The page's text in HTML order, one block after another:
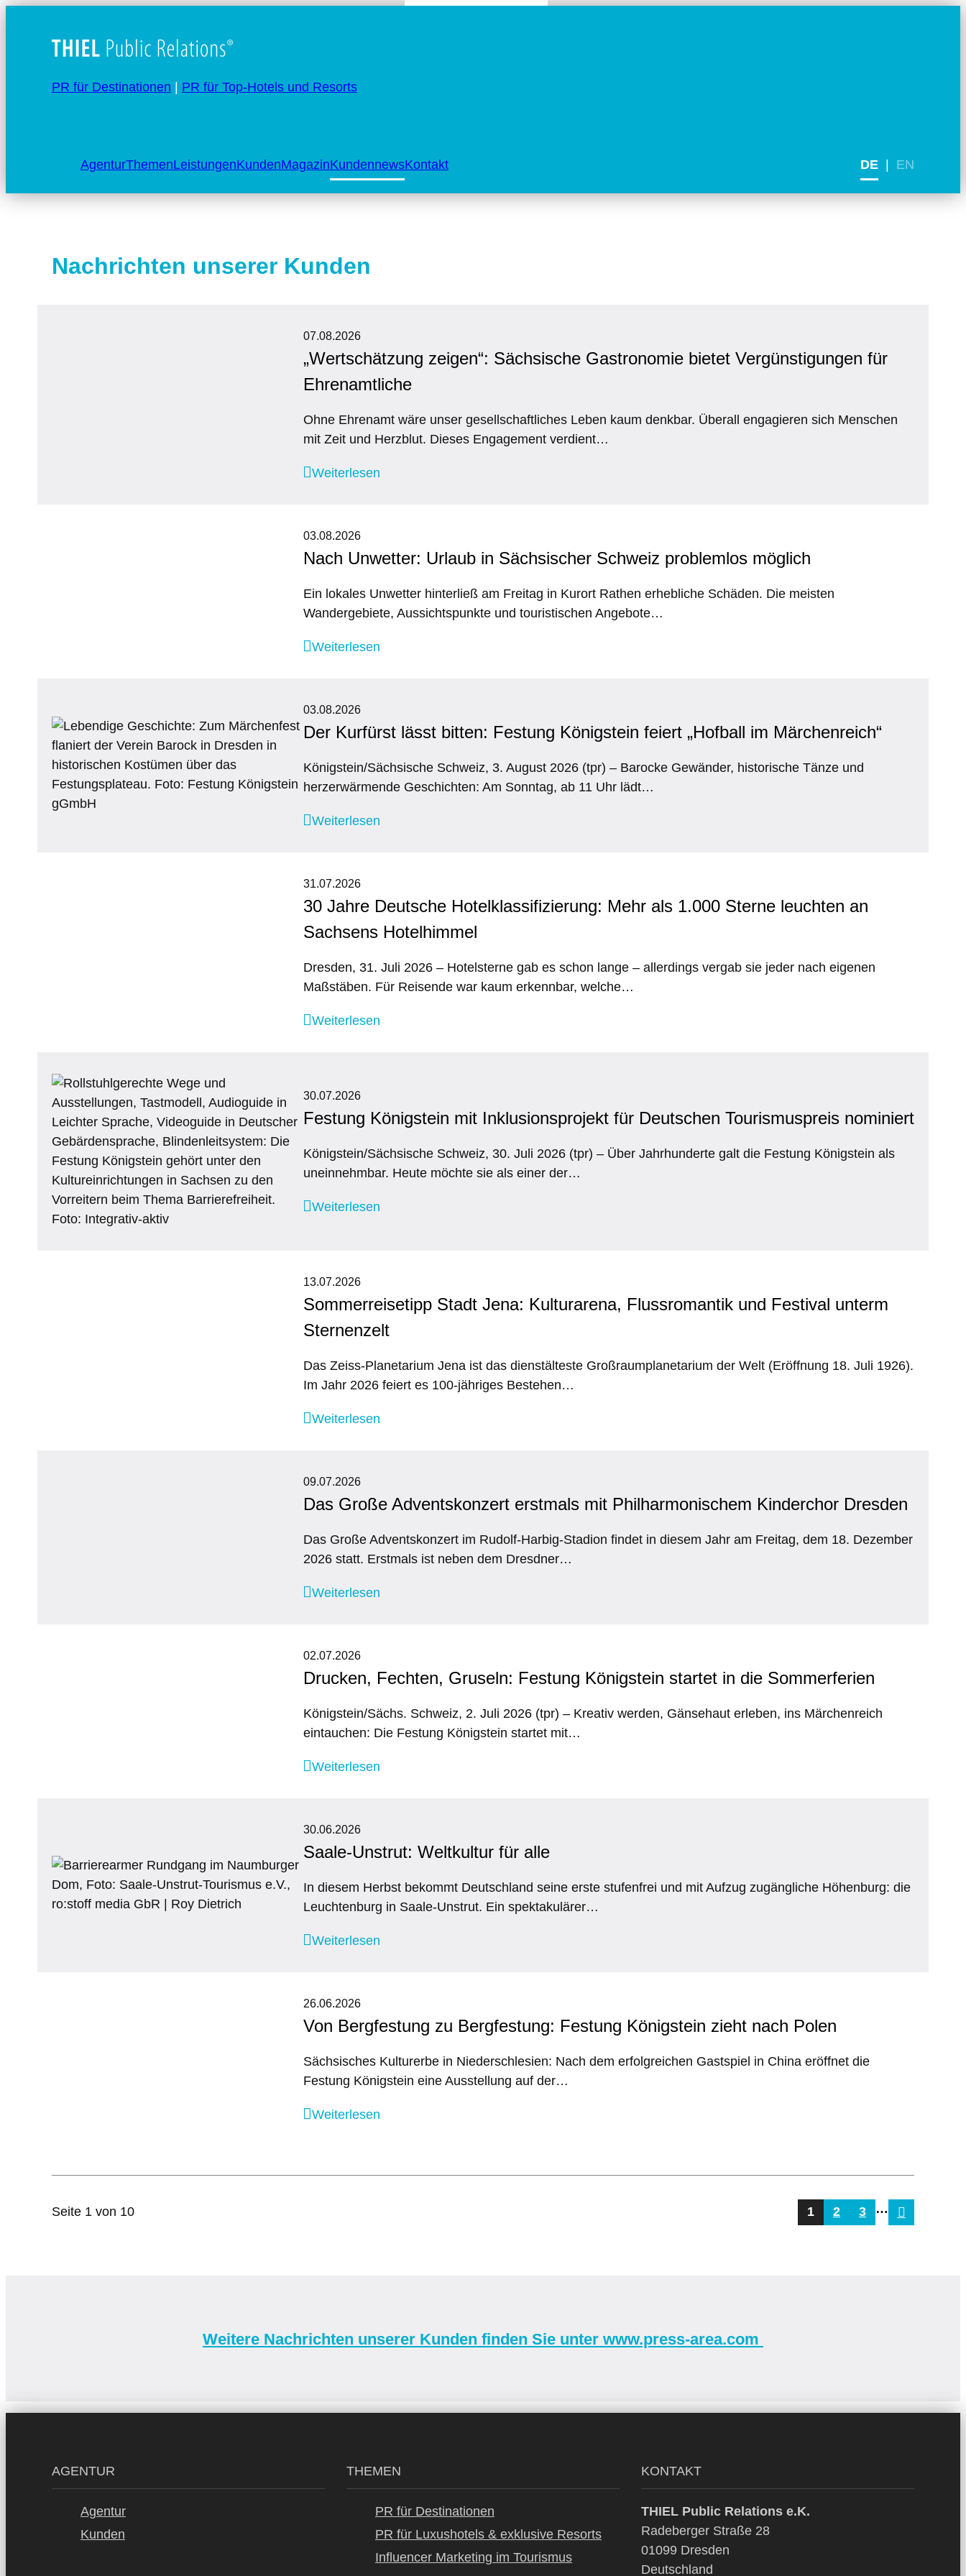
PR für Destinationen PR für Top-Hotels und Resorts
AgenturThemenLeistungenKundenMagazinKundennewsKontakt DE EN
Nachrichten unserer Kunden
07.08.2026
„Wertschätzung zeigen“: Sächsische Gastronomie bietet Vergünstigungen für
Ehrenamtliche
Ohne Ehrenamt wäre unser gesellschaftliches Leben kaum denkbar. Überall engagieren sich Menschen
mit Zeit und Herzblut. Dieses Engagement verdient…
Weiterlesen
03.08.2026
Nach Unwetter: Urlaub in Sächsischer Schweiz problemlos möglich
Ein lokales Unwetter hinterließ am Freitag in Kurort Rathen erhebliche Schäden. Die meisten
Wandergebiete, Aussichtspunkte und touristischen Angebote…
Weiterlesen
03.08.2026
Der Kurfürst lässt bitten: Festung Königstein feiert „Hofball im Märchenreich“
Königstein/Sächsische Schweiz, 3. August 2026 (tpr) – Barocke Gewänder, historische Tänze und
herzerwärmende Geschichten: Am Sonntag, ab 11 Uhr lädt…
Weiterlesen
31.07.2026
30 Jahre Deutsche Hotelklassifizierung: Mehr als 1.000 Sterne leuchten an
Sachsens Hotelhimmel
Dresden, 31. Juli 2026 – Hotelsterne gab es schon lange – allerdings vergab sie jeder nach eigenen
Maßstäben. Für Reisende war kaum erkennbar, welche…
Weiterlesen
30.07.2026
Festung Königstein mit Inklusionsprojekt für Deutschen Tourismuspreis nominiert
Königstein/Sächsische Schweiz, 30. Juli 2026 (tpr) – Über Jahrhunderte galt die Festung Königstein als
uneinnehmbar. Heute möchte sie als einer der…
Weiterlesen
13.07.2026
Sommerreisetipp Stadt Jena: Kulturarena, Flussromantik und Festival unterm
Sternenzelt
Das Zeiss-Planetarium Jena ist das dienstälteste Großraumplanetarium der Welt (Eröffnung 18. Juli 1926).
Im Jahr 2026 feiert es 100-jähriges Bestehen…
Weiterlesen
09.07.2026
Das Große Adventskonzert erstmals mit Philharmonischem Kinderchor Dresden
Das Große Adventskonzert im Rudolf-Harbig-Stadion findet in diesem Jahr am Freitag, dem 18. Dezember
2026 statt. Erstmals ist neben dem Dresdner…
Weiterlesen
02.07.2026
Drucken, Fechten, Gruseln: Festung Königstein startet in die Sommerferien
Königstein/Sächs. Schweiz, 2. Juli 2026 (tpr) – Kreativ werden, Gänsehaut erleben, ins Märchenreich
eintauchen: Die Festung Königstein startet mit…
Weiterlesen
30.06.2026
Saale-Unstrut: Weltkultur für alle
In diesem Herbst bekommt Deutschland seine erste stufenfrei und mit Aufzug zugängliche Höhenburg: die
Leuchtenburg in Saale-Unstrut. Ein spektakulärer…
Weiterlesen
26.06.2026
Von Bergfestung zu Bergfestung: Festung Königstein zieht nach Polen
Sächsisches Kulturerbe in Niederschlesien: Nach dem erfolgreichen Gastspiel in China eröffnet die
Festung Königstein eine Ausstellung auf der…
Weiterlesen
Seite 1 von 10 1 2 3
…
nächste
Weitere Nachrichten unserer Kunden finden Sie unter www.press-area.com
AGENTUR
Agentur
Kunden
THEMEN
PR für Destinationen
PR für Luxushotels & exklusive Resorts
Influencer Marketing im Tourismus
KONTAKT
THIEL Public Relations e.K.
Radeberger Straße 28
01099 Dresden
Deutschland